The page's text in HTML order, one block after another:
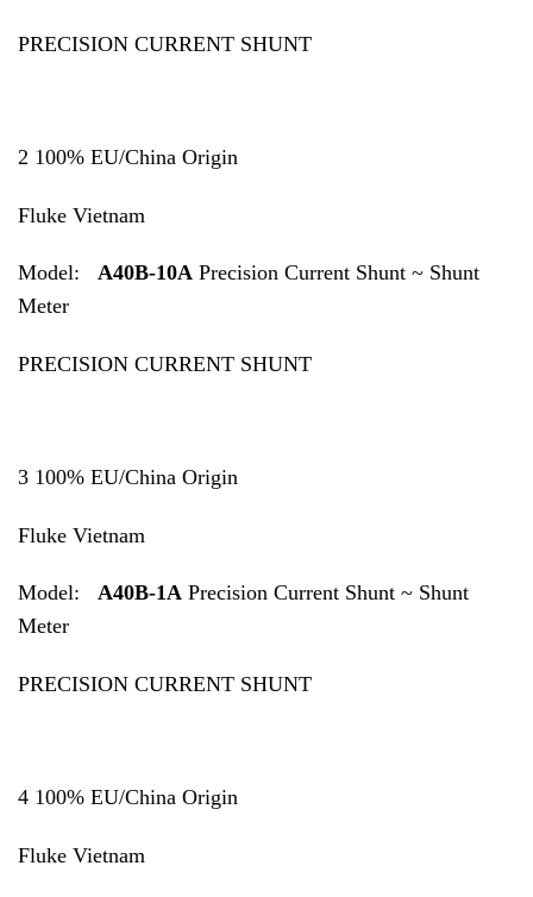
PRECISION CURRENT SHUNT
2 100% EU/China Origin
Fluke Vietnam
Model: A40B-10A Precision Current Shunt ~ Shunt
Meter
PRECISION CURRENT SHUNT
3 100% EU/China Origin
Fluke Vietnam
Model: A40B-1A Precision Current Shunt ~ Shunt
Meter
PRECISION CURRENT SHUNT
4 100% EU/China Origin
Fluke Vietnam